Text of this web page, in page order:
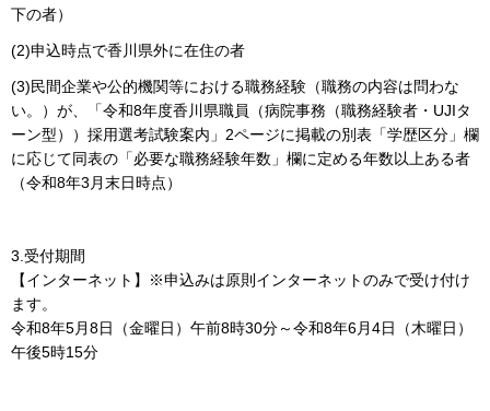
下の者）
(2)申込時点で香川県外に在住の者
(3)民間企業や公的機関等における職務経験（職務の内容は問わな
い。）が、「令和8年度香川県職員（病院事務（職務経験者・UJIタ
ーン型））採用選考試験案内」2ページに掲載の別表「学歴区分」欄
に応じて同表の「必要な職務経験年数」欄に定める年数以上ある者
（令和8年3月末日時点）
3.受付期間
【インターネット】※申込みは原則インターネットのみで受け付け
ます。
令和8年5月8日（金曜日）午前8時30分～令和8年6月4日（木曜日）
午後5時15分